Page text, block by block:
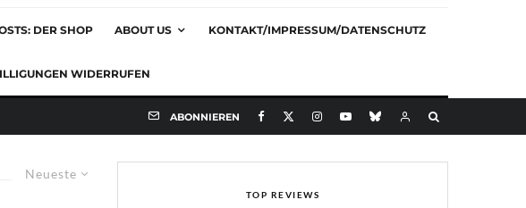
DER SHOP ABOUT US KONTAKT/IMPRESSUM/DATENSCHUTZ
WIDERRUFEN
ABONNIEREN
Neueste
TOP REVIEWS